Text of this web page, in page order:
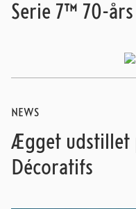
Serie 7™ 70-
NEWS
Ægget udstillet
Décoratifs